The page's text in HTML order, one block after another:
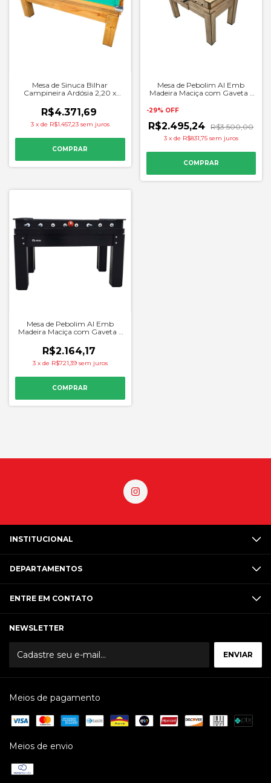
Mesa de Sinuca Bilhar
Campineira Ardósia 2,20 x
R$4.371,69
3 x de R$1.457,23 sem juros
Mesa de Pebolim Al Emb
Madeira Maciça com Gaveta -
-29% OFF
R$2.495,24 R$3.500,00
3 x de R$831,75 sem juros
Mesa de Pebolim Al Emb
Madeira Maciça com Gaveta -
R$2.164,17
3 x de R$721,39 sem juros
INSTITUCIONAL
DEPARTAMENTOS
ENTRE EM CONTATO
NEWSLETTER
Meios de pagamento
Meios de envio